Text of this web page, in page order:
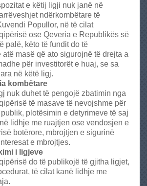
e këtij ligji nuk janë në
ndërkombëtare të
Popullor, në të cilat
ose Qeveria e Republikës së
palë, këto të fundit do të
atë masë që ato sigurojnë të drejta a
për investitorët e huaj, se sa
në këtë ligj.
kombëtare
nuk duhet të pengojë zbatimin nga
të masave të nevojshme për
plotësimin e detyrimeve të saj
lidhje me ruajtjen ose vendosjen e
botërore, mbrojtjen e sigurinë
e mbrojtjes.
i ligjeve
do të publikojë të gjitha ligjet,
të cilat kanë lidhje me